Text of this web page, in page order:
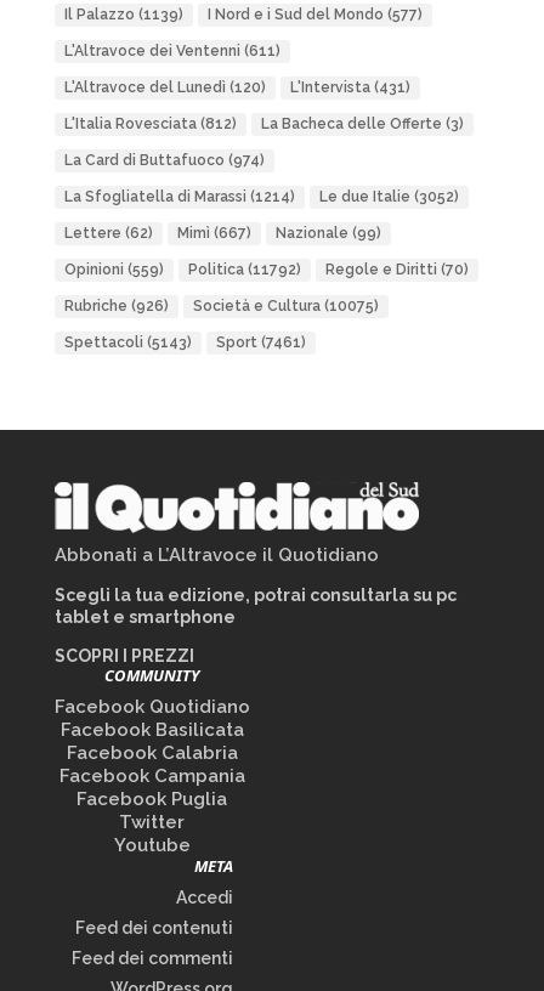
Il Palazzo (1139) I Nord e i Sud del Mondo (577)
L'Altravoce dei Ventenni (611)
L'Altravoce del Lunedì (120) L'Intervista(431)
L'Italia Rovesciata(812) La Bacheca delle Offerte (3)
La Card di Buttafuoco (974)
La Sfogliatella di Marassi (1214) Le due Italie (3052)
Lettere (62) Mimì (667) Nazionale (99)
Opinioni (559) Politica(11792) Regole e Diritti (70)
Rubriche (926) Società e Cultura(10075)
Spettacoli (5143) Sport(7461)
Abbonati a L’Altravoce il Quotidiano
Scegli la tua edizione, potrai consultarla su pc
tablet e smartphone
SCOPRI I PREZZI
COMMUNITY
Facebook Quotidiano
Facebook Basilicata
Facebook Calabria
Facebook Campania
Facebook Puglia
Twitter
Youtube
META
Accedi
Feed dei contenuti
Feed dei commenti